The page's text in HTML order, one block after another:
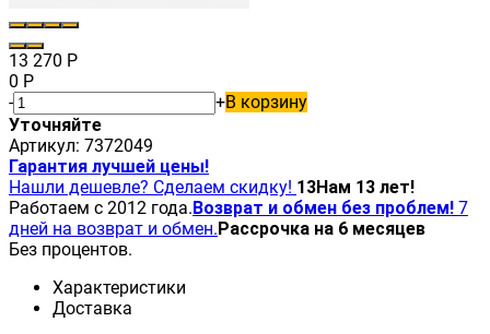
13 270 Р
0 Р
-
+В корзину
Уточняйте
Артикул: 7372049
Гарантия лучшей цены!
Нашли дешевле? Сделаем скидку! 13Нам 13 лет!
Работаем с 2012 года.Возврат и обмен без проблем! 7
дней на возврат и обмен.Рассрочка на 6 месяцев
Без процентов.
Характеристики
Доставка